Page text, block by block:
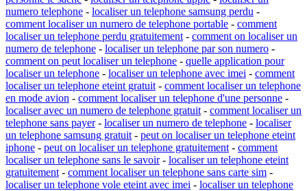
numero telephone - localiser un telephone samsung perdu -
comment localiser un numero de telephone portable - comment
localiser un telephone perdu gratuitement - comment on localiser un
numero de telephone - localiser un telephone par son numero -
comment on peut localiser un telephone - quelle application pour
localiser un telephone - localiser un telephone avec imei - comment
localiser un telephone eteint gratuit - comment localiser un telephone
en mode avion - comment localiser un telephone d'une personne -
localiser avec un numero de telephone gratuit - comment localiser un
telephone sans payer- localiser un numero de telephone - localiser
un telephone samsung gratuit - peut on localiser un telephone eteint
iphone - peut on localiser un telephone gratuitement - comment
localiser un telephone sans le savoir- localiser un telephone eteint
gratuitement - comment localiser un telephone sans carte sim -
localiser un telephone vole eteint avec imei - localiser un telephone